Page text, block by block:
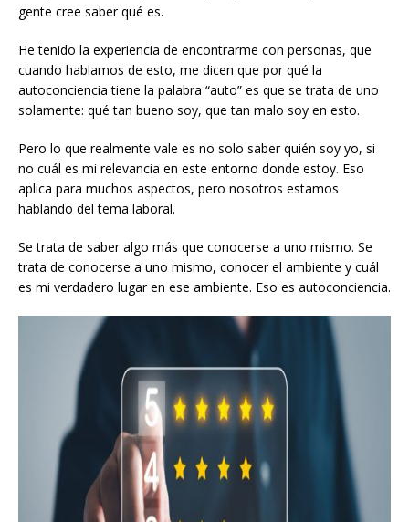
gente cree saber qué es.
He tenido la experiencia de encontrarme con personas, que
cuando hablamos de esto, me dicen que por qué la
autoconciencia tiene la palabra “auto” es que se trata de uno
solamente: qué tan bueno soy, que tan malo soy en esto.
Pero lo que realmente vale es no solo saber quién soy yo, si
no cuál es mi relevancia en este entorno donde estoy. Eso
aplica para muchos aspectos, pero nosotros estamos
hablando del tema laboral.
Se trata de saber algo más que conocerse a uno mismo. Se
trata de conocerse a uno mismo, conocer el ambiente y cuál
es mi verdadero lugar en ese ambiente. Eso es autoconciencia.